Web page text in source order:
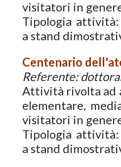
visitatori in
Tipologia
a stand
Centenario
Referente:
Attività rivolta ad
elementare,
visitatori in
Tipologia
a stand